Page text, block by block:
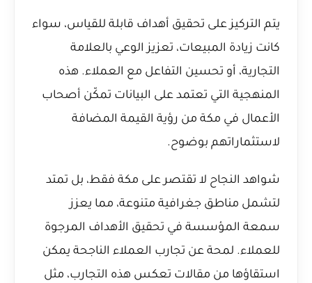
يتم التركيز على تحقيق أهداف قابلة للقياس، سواء
كانت زيادة المبيعات، تعزيز الوعي بالعلامة
التجارية، أو تحسين التفاعل مع العملاء. هذه
المنهجية التي تعتمد على البيانات تمكّن أصحاب
الأعمال في مكة من رؤية القيمة المضافة
لاستثماراتهم بوضوح.
شواهد النجاح لا تقتصر على مكة فقط، بل تمتد
لتشمل مناطق جغرافية متنوعة، مما يعزز
سمعة المؤسسة في تحقيق الأهداف المرجوة
للعملاء. لمحة عن تجارب العملاء الناجحة يمكن
استقاؤها من مقالات تعكس هذه التجارب، مثل